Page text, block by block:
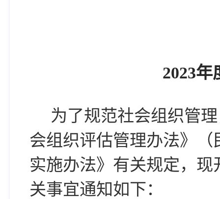
2023年
为了规范社会组织管
会组织评估管理办法》
实施办法》有关规定，
关事宜通知如下：